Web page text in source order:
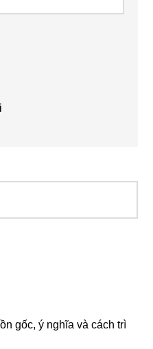
gốc, ý nghĩa và cách trì